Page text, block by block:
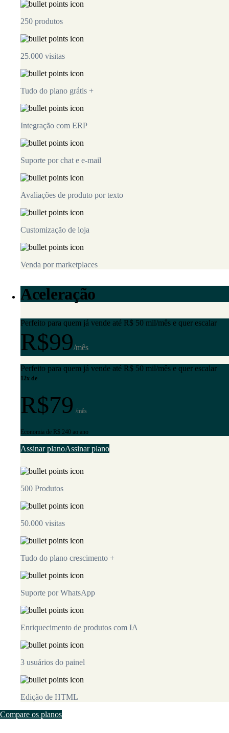
250 produtos
25.000 visitas
Tudo do plano grátis +
Integração com ERP
Suporte por chat e e-mail
Avaliações de produto por texto
Customização de loja
Venda por marketplaces
Aceleração
Perfeito para quem já vende até R$ 50 mil/mês e quer escalar
R$99/mês
Perfeito para quem já vende até R$ 50 mil/mês e quer escalar
12x de
R$79 /mês
Economia de R$ 240 ao ano
Assinar planoAssinar plano
500 Produtos
50.000 visitas
Tudo do plano crescimento +
Suporte por WhatsApp
Enriquecimento de produtos com IA
3 usuários do painel
Edição de HTML
Compare os planos